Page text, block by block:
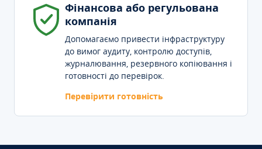
Фінансова або регульована
компанія
Допомагаємо привести інфраструктуру
до вимог аудиту, контролю доступів,
журналювання, резервного копіювання і
готовності до перевірок.
Перевірити готовність